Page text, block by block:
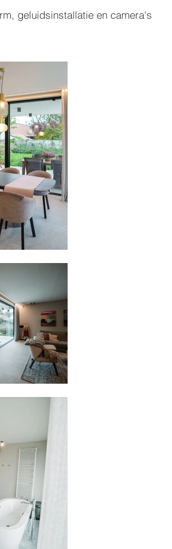
geluidsinstallatie en camera's